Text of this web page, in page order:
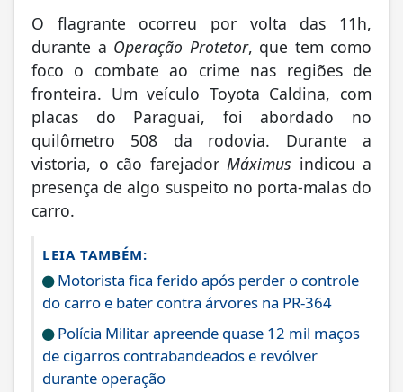
O flagrante ocorreu por volta das 11h,
durante a Operação Protetor, que tem como
foco o combate ao crime nas regiões de
fronteira. Um veículo Toyota Caldina, com
placas do Paraguai, foi abordado no
quilômetro 508 da rodovia. Durante a
vistoria, o cão farejador Máximus indicou a
presença de algo suspeito no porta-malas do
carro.
LEIA TAMBÉM:
Motorista fica ferido após perder o controle
do carro e bater contra árvores na PR-364
Polícia Militar apreende quase 12 mil maços
de cigarros contrabandeados e revólver
durante operação